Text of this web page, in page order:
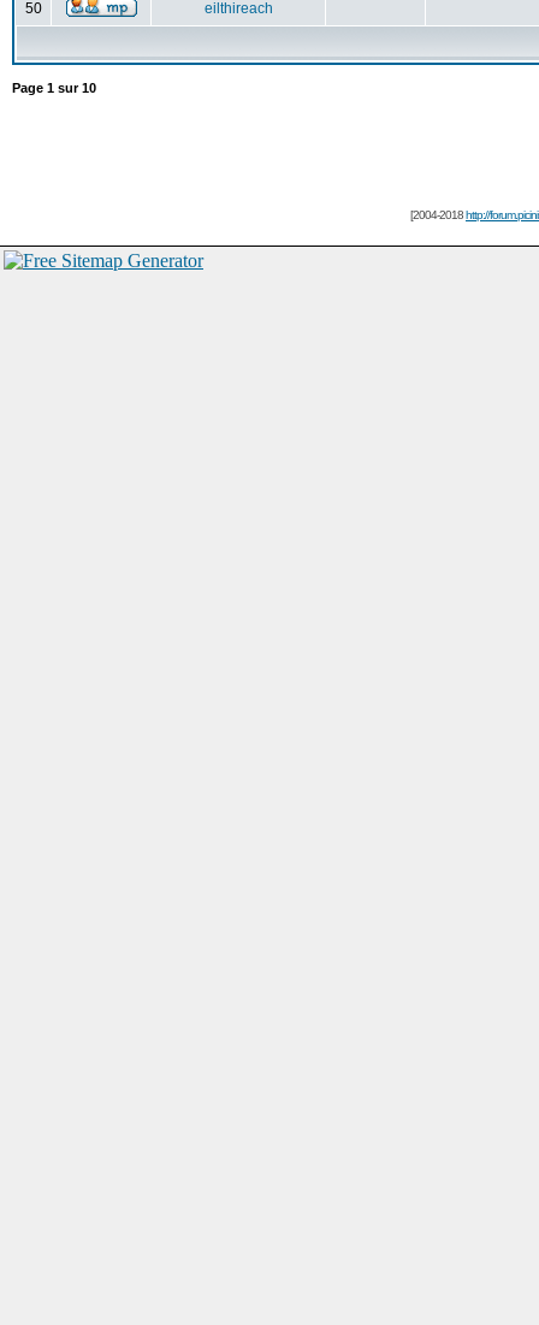
50 eilthireach
Page 1 sur10
[2004-2018http://